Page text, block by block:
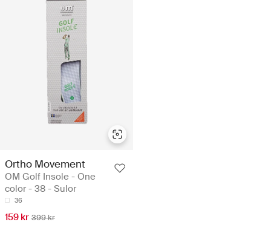
Ortho Movement
OM Golf Insole - One
color - 38 - Sulor
36
159 kr 399 kr